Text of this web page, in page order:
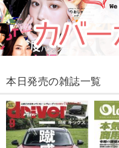
本日発売の雑誌一覧